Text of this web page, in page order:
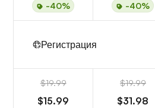
-40% -40%
Регистрация
$19.99
$15.99
$19.99
$31.98